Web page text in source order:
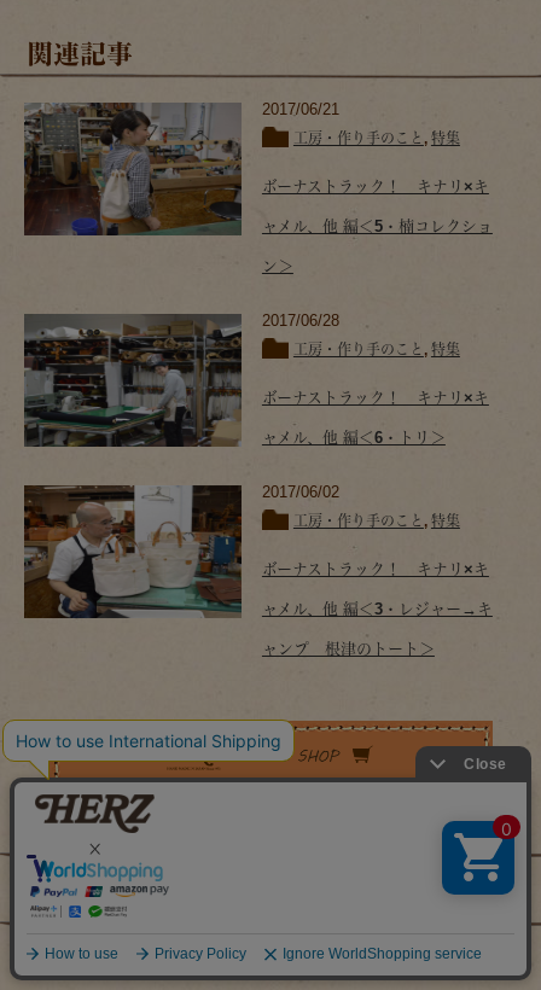
関連記事
2017/06/21
工房・作り手のこと , 特集
ボーナストラック！ キナリ×キ
ャメル、他 編＜5・楠コレクショ
ン＞
2017/06/28
工房・作り手のこと , 特集
ボーナストラック！ キナリ×キ
ャメル、他 編＜6・トリ＞
2017/06/02
工房・作り手のこと , 特集
ボーナストラック！ キナリ×キ
ャメル、他 編＜3・レジャー→キ
ャンプ 根津のトート＞
特集カテゴリー
お店のこと